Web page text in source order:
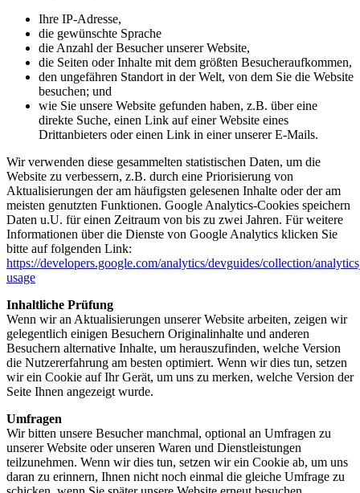
Ihre IP-Adresse,
die gewünschte Sprache
die Anzahl der Besucher unserer Website,
die Seiten oder Inhalte mit dem größten Besucheraufkommen,
den ungefähren Standort in der Welt, von dem Sie die Website
besuchen; und
wie Sie unsere Website gefunden haben, z.B. über eine
direkte Suche, einen Link auf einer Website eines
Drittanbieters oder einen Link in einer unserer E-Mails.
Wir verwenden diese gesammelten statistischen Daten, um die
Website zu verbessern, z.B. durch eine Priorisierung von
Aktualisierungen der am häufigsten gelesenen Inhalte oder der am
meisten genutzten Funktionen. Google Analytics-Cookies speichern
Daten u.U. für einen Zeitraum von bis zu zwei Jahren. Für weitere
Informationen über die Dienste von Google Analytics klicken Sie
bitte auf folgenden Link:
https://developers.google.com/analytics/devguides/collection/
usage
Inhaltliche Prüfung
Wenn wir an Aktualisierungen unserer Website arbeiten, zeigen wir
gelegentlich einigen Besuchern Originalinhalte und anderen
Besuchern alternative Inhalte, um herauszufinden, welche Version
die Nutzererfahrung am besten optimiert. Wenn wir dies tun, setzen
wir ein Cookie auf Ihr Gerät, um uns zu merken, welche Version der
Seite Ihnen angezeigt wurde.
Umfragen
Wir bitten unsere Besucher manchmal, optional an Umfragen zu
unserer Website oder unseren Waren und Dienstleistungen
teilzunehmen. Wenn wir dies tun, setzen wir ein Cookie ab, um uns
daran zu erinnern, Ihnen nicht noch einmal die gleiche Umfrage zu